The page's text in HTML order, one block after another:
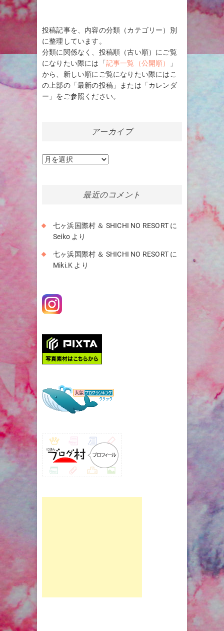
投稿記事を、内容の分類（カテゴリー）別
に整理しています。
分類に関係なく、投稿順（古い順）にご覧
になりたい際には「記事一覧（公開順）
」
から、新しい順にご覧になりたい際にはこ
の上部の「最新の投稿」または「カレンダ
ー」をご参照ください。
アーカイブ
ア
最近のコメント
七ヶ浜国際村 ＆ SHICHI NO RESORT に
Seiko より
七ヶ浜国際村 ＆ SHICHI NO RESORT に
Miki.K より